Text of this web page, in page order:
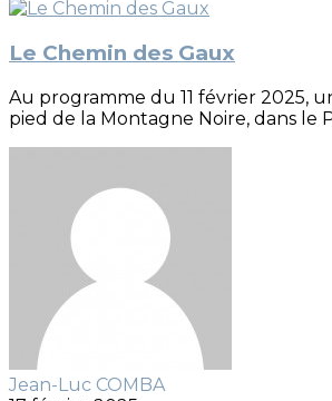
Le Chemin des Gaux
Au programme du 11 février 2025,
pied de la Montagne Noire, dans le
Jean-Luc COMBA